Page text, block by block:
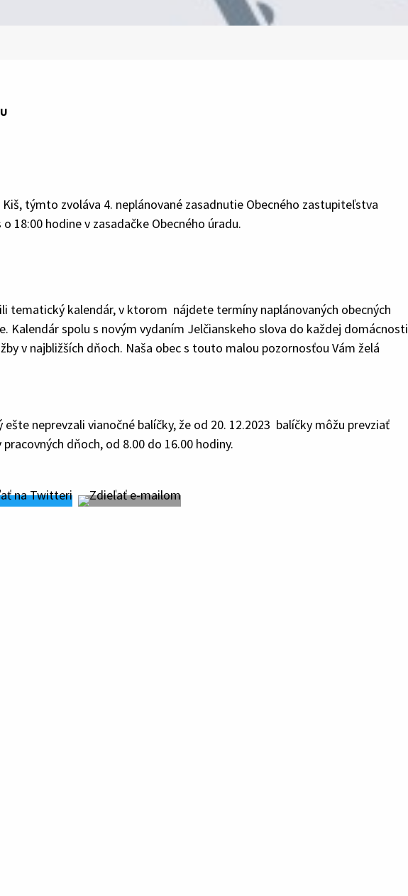
týmto zvoláva 4. neplánované zasadnutie Obecného zastupiteľstva
18:00 hodine v zasadačke Obecného úradu.
tematický kalendár, v ktorom nájdete termíny naplánovaných obecných
Kalendár spolu s novým vydaním Jelčianskeho slova do každej domácnosti
v najbližších dňoch. Naša obec s touto malou pozornosťou Vám želá
neprevzali vianočné balíčky, že od 20. 12.2023 balíčky môžu prevziať
dňoch, od 8.00 do 16.00 hodiny.